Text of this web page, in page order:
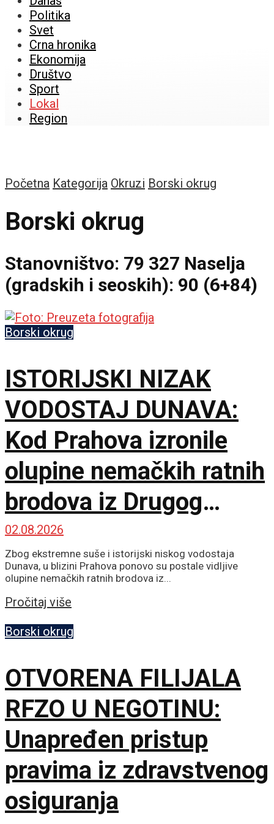
Politika
Svet
Crna hronika
Ekonomija
Društvo
Sport
Lokal
Region
Početna Kategorija Okruzi Borski okrug
Borski okrug
Stanovništvo: 79 327 Naselja
(gradskih i seoskih): 90 (6+84)
Borski okrug
ISTORIJSKI NIZAK
VODOSTAJ DUNAVA:
Kod Prahova izronile
olupine nemačkih ratnih
brodova iz Drugog
svetskog rata
02.08.2026
Zbog ekstremne suše i istorijski niskog vodostaja
Dunava, u blizini Prahova ponovo su postale vidljive
olupine nemačkih ratnih brodova iz...
Pročitaj više
Borski okrug
OTVORENA FILIJALA
RFZO U NEGOTINU:
Unapređen pristup
pravima iz zdravstvenog
osiguranja